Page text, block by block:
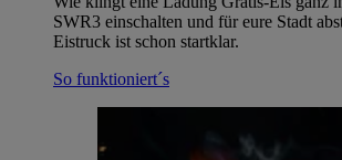
SWR3 einschalten und für eure Stadt
Eistruck ist schon startklar.
So funktioniert´s